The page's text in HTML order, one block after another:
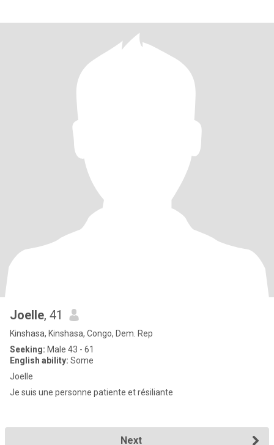
Joelle, 41
Kinshasa, Kinshasa, Congo, Dem. Rep
Seeking: Male 43 - 61
English ability: Some
Joelle
Je suis une personne patiente et résiliante
Next